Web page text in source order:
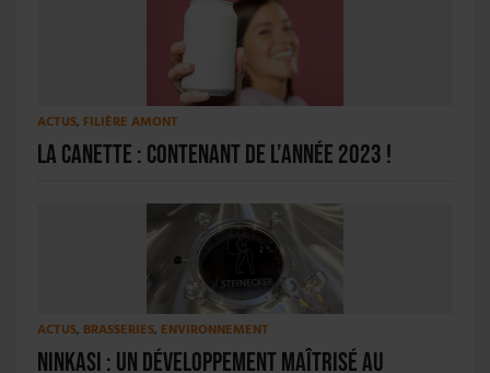
ACTUS, FILIÈRE AMONT
La canette : contenant de l’année 2023 !
ACTUS, BRASSERIES, ENVIRONNEMENT
Ninkasi : un développement maîtrisé au